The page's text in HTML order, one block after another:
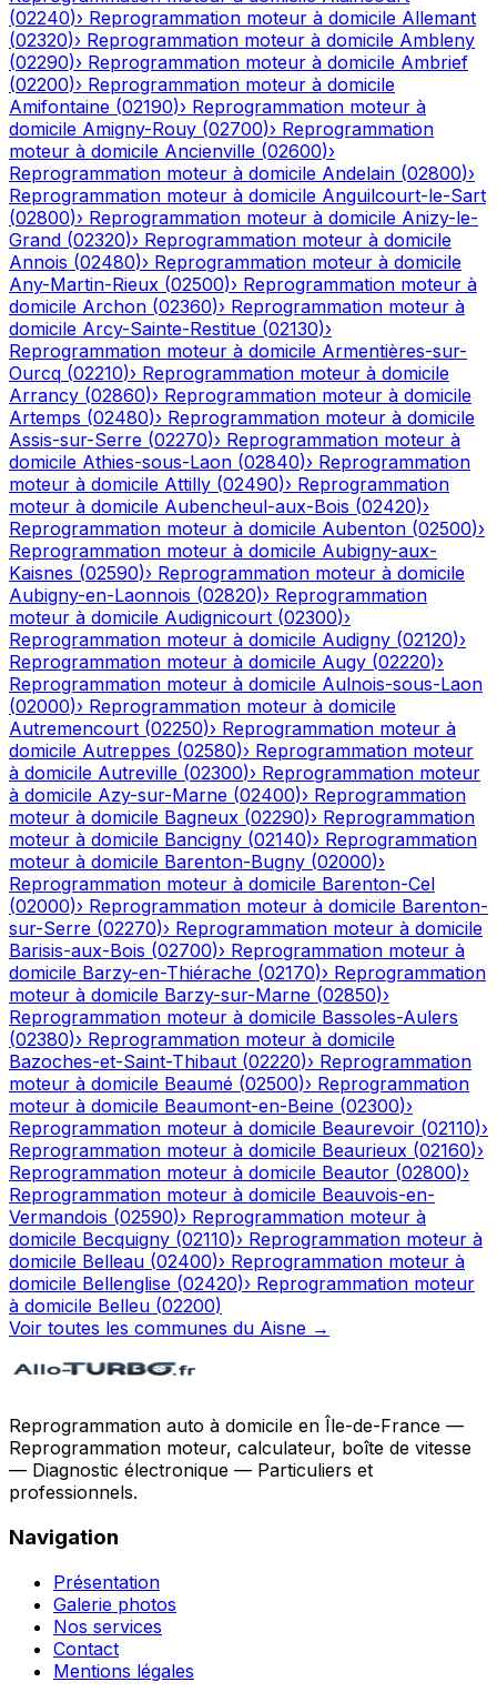
(02240)› Reprogrammation moteur à domicile Allemant
(02320)› Reprogrammation moteur à domicile Ambleny
(02290)› Reprogrammation moteur à domicile Ambrief
(02200)› Reprogrammation moteur à domicile
Amifontaine (02190)› Reprogrammation moteur à
domicile Amigny-Rouy (02700)› Reprogrammation
moteur à domicile Ancienville (02600)›
Reprogrammation moteur à domicile Andelain (02800)›
Reprogrammation moteur à domicile Anguilcourt-le-Sart
(02800)› Reprogrammation moteur à domicile Anizy-le-
Grand (02320)› Reprogrammation moteur à domicile
Annois (02480)› Reprogrammation moteur à domicile
Any-Martin-Rieux (02500)› Reprogrammation moteur à
domicile Archon (02360)› Reprogrammation moteur à
domicile Arcy-Sainte-Restitue (02130)›
Reprogrammation moteur à domicile Armentières-sur-
Ourcq (02210)› Reprogrammation moteur à domicile
Arrancy (02860)› Reprogrammation moteur à domicile
Artemps (02480)› Reprogrammation moteur à domicile
Assis-sur-Serre (02270)› Reprogrammation moteur à
domicile Athies-sous-Laon (02840)› Reprogrammation
moteur à domicile Attilly (02490)› Reprogrammation
moteur à domicile Aubencheul-aux-Bois (02420)›
Reprogrammation moteur à domicile Aubenton (02500)›
Reprogrammation moteur à domicile Aubigny-aux-
Kaisnes (02590)› Reprogrammation moteur à domicile
Aubigny-en-Laonnois (02820)› Reprogrammation
moteur à domicile Audignicourt (02300)›
Reprogrammation moteur à domicile Audigny (02120)›
Reprogrammation moteur à domicile Augy (02220)›
Reprogrammation moteur à domicile Aulnois-sous-Laon
(02000)› Reprogrammation moteur à domicile
Autremencourt (02250)› Reprogrammation moteur à
domicile Autreppes (02580)› Reprogrammation moteur
à domicile Autreville (02300)› Reprogrammation moteur
à domicile Azy-sur-Marne (02400)› Reprogrammation
moteur à domicile Bagneux (02290)› Reprogrammation
moteur à domicile Bancigny (02140)› Reprogrammation
moteur à domicile Barenton-Bugny (02000)›
Reprogrammation moteur à domicile Barenton-Cel
(02000)› Reprogrammation moteur à domicile Barenton-
sur-Serre (02270)› Reprogrammation moteur à domicile
Barisis-aux-Bois (02700)› Reprogrammation moteur à
domicile Barzy-en-Thiérache (02170)› Reprogrammation
moteur à domicile Barzy-sur-Marne (02850)›
Reprogrammation moteur à domicile Bassoles-Aulers
(02380)› Reprogrammation moteur à domicile
Bazoches-et-Saint-Thibaut (02220)› Reprogrammation
moteur à domicile Beaumé (02500)› Reprogrammation
moteur à domicile Beaumont-en-Beine (02300)›
Reprogrammation moteur à domicile Beaurevoir (02110)›
Reprogrammation moteur à domicile Beaurieux (02160)›
Reprogrammation moteur à domicile Beautor (02800)›
Reprogrammation moteur à domicile Beauvois-en-
Vermandois (02590)› Reprogrammation moteur à
domicile Becquigny (02110)› Reprogrammation moteur à
domicile Belleau (02400)› Reprogrammation moteur à
domicile Bellenglise (02420)› Reprogrammation moteur
à domicile Belleu (02200)
Voir toutes les communes du Aisne →
Reprogrammation auto à domicile en Île-de-France —
Reprogrammation moteur, calculateur, boîte de vitesse
— Diagnostic électronique — Particuliers et
professionnels.
Navigation
Présentation
Galerie photos
Nos services
Contact
Mentions légales